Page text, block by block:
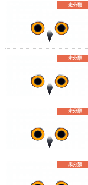
未分類
未分類
未分類
未分類